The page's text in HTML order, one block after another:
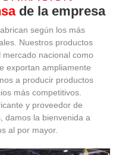
de la empresa
según los más
Nuestros productos
nacional como
exportan ampliamente
a producir productos
más competitivos.
y proveedor de
damos la bienvenida a
al por mayor.